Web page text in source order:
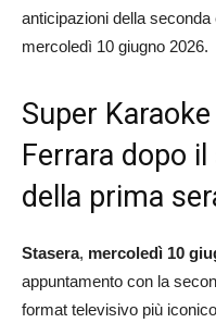
anticipazioni della
mercoledì 10 giugno 2026.
Super
Ferrara dopo
della prima
Stasera, mercoledì 10
appuntamento con la
format televisivo più